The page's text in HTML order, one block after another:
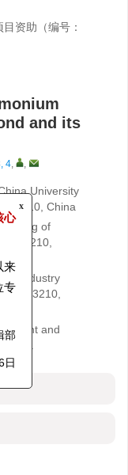
资助（编号：
and its
4, ,
University
063210, China
of
063210,
Industry
063210,
and
x